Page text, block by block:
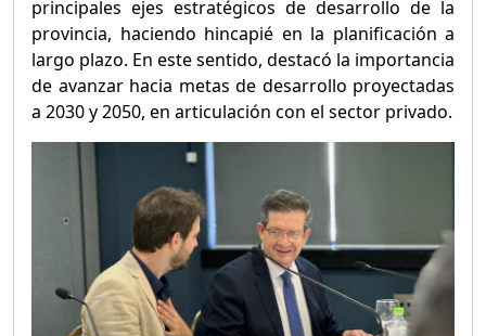
principales ejes estratégicos de desarrollo de la
provincia, haciendo hincapié en la planificación a
largo plazo. En este sentido, destacó la importancia
de avanzar hacia metas de desarrollo proyectadas
a 2030 y 2050, en articulación con el sector privado.